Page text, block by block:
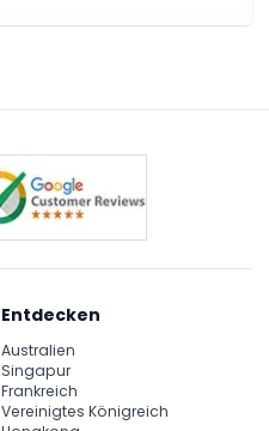
Entdecken
Australien
Singapur
Frankreich
Vereinigtes Königreich